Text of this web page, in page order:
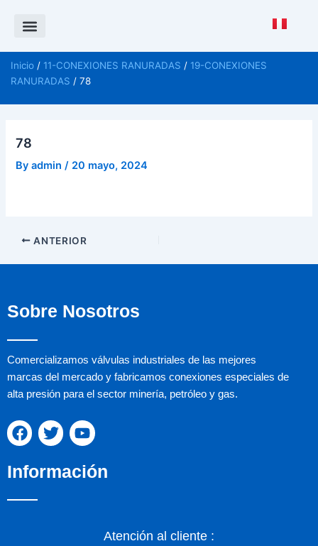
Inicio / 11-CONEXIONES RANURADAS / 19-CONEXIONES
RANURADAS / 78
78
Byadmin/ 20 mayo, 2024
ANTERIOR
Sobre Nosotros
Comercializamos válvulas industriales de las mejores
marcas del mercado y fabricamos conexiones especiales de
alta presión para el sector minería, petróleo y gas.
F
a
e
o
T
w
t
Y
o
t
Información
Atención al cliente :